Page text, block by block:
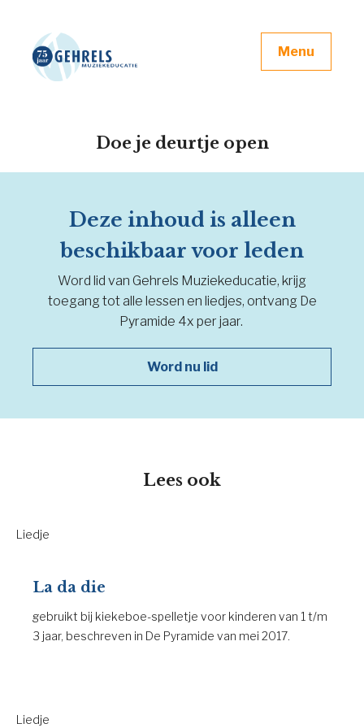
Menu
Doe je deurtje open
Deze inhoud is alleen
beschikbaar voor leden
Word lid van Gehrels Muziekeducatie, krijg
toegang tot alle lessen en liedjes, ontvang De
Pyramide 4x per jaar.
Word nu lid
Lees ook
Liedje
La da die
gebruikt bij kiekeboe-spelletje voor kinderen van 1 t/m
3 jaar, beschreven in De Pyramide van mei 2017.
Liedje